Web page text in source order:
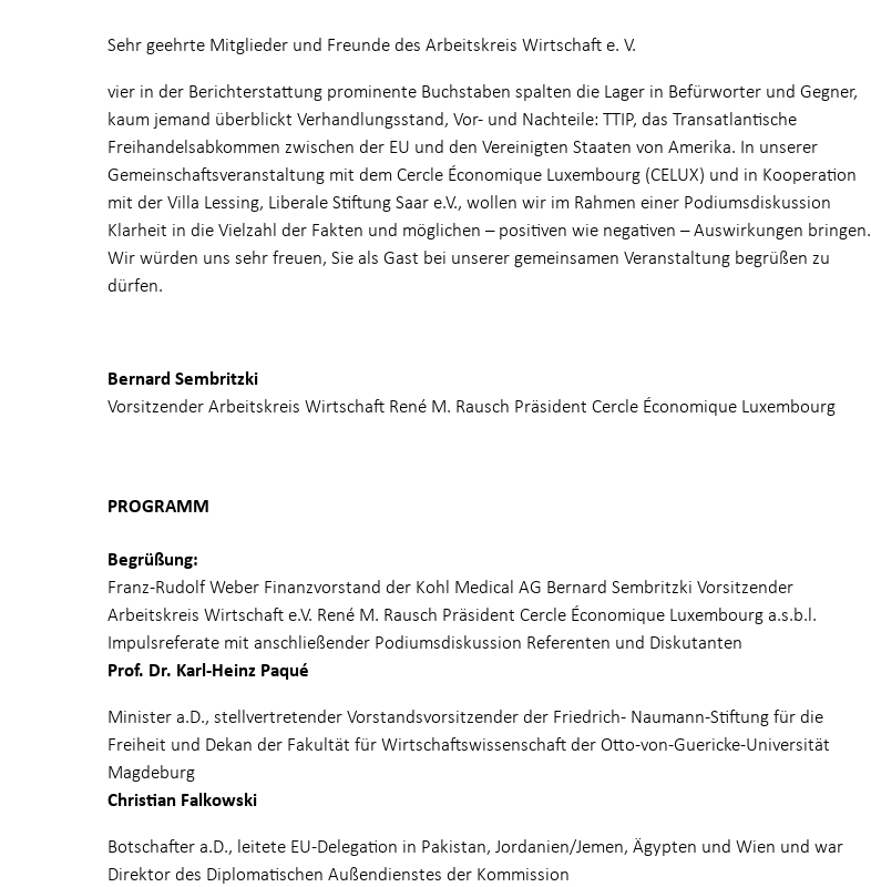
Sehr geehrte Mitglieder und Freunde des Arbeitskreis Wirtschaft e. V.
vier in der Berichterstattung prominente Buchstaben spalten die Lager in Befürworter und Gegner,
kaum jemand überblickt Verhandlungsstand, Vor- und Nachteile: TTIP, das Transatlantische
Freihandelsabkommen zwischen der EU und den Vereinigten Staaten von Amerika. In unserer
Gemeinschaftsveranstaltung mit dem Cercle Économique Luxembourg (CELUX) und in Kooperation
mit der Villa Lessing, Liberale Stiftung Saar e.V., wollen wir im Rahmen einer Podiumsdiskussion
Klarheit in die Vielzahl der Fakten und möglichen – positiven wie negativen – Auswirkungen bringen.
Wir würden uns sehr freuen, Sie als Gast bei unserer gemeinsamen Veranstaltung begrüßen zu
dürfen.
Bernard Sembritzki
Vorsitzender Arbeitskreis Wirtschaft René M. Rausch Präsident Cercle Économique Luxembourg
PROGRAMM
Begrüßung:
Franz-Rudolf Weber Finanzvorstand der Kohl Medical AG Bernard Sembritzki Vorsitzender
Arbeitskreis Wirtschaft e.V. René M. Rausch Präsident Cercle Économique Luxembourg a.s.b.l.
Impulsreferate mit anschließender Podiumsdiskussion Referenten und Diskutanten
Prof. Dr. Karl-Heinz Paqué
Minister a.D., stellvertretender Vorstandsvorsitzender der Friedrich- Naumann-Stiftung für die
Freiheit und Dekan der Fakultät für Wirtschaftswissenschaft der Otto-von-Guericke-Universität
Magdeburg
Christian Falkowski
Botschafter a.D., leitete EU-Delegation in Pakistan, Jordanien/Jemen, Ägypten und Wien und war
Direktor des Diplomatischen Außendienstes der Kommission